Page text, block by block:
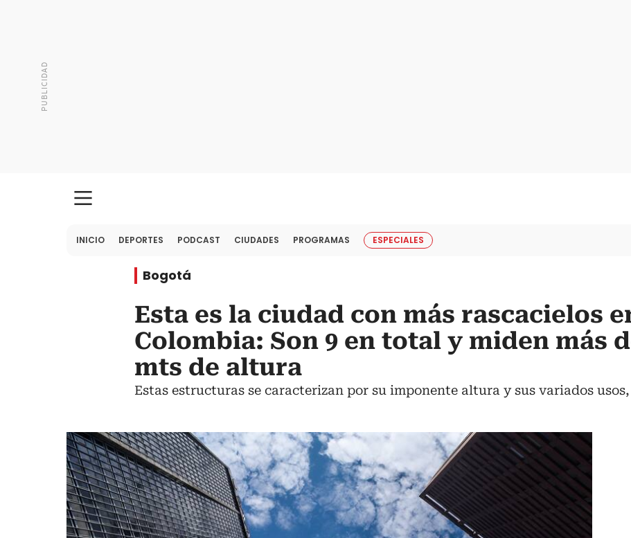
INICIO DEPORTES PODCAST CIUDADES PROGRAMAS ESPECIALES
Bogotá
Esta es la ciudad con más rascacielos
Colombia: Son 9 en total y miden más
mts de altura
Estas estructuras se caracterizan por su imponente altura y sus variados